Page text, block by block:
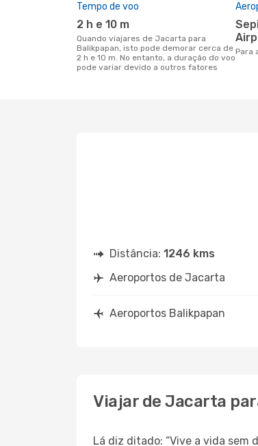
Tempo de voo
2 h e 10 m
Quando viajares de Jacarta para
Balikpapan, isto pode demorar cerca de
2 h e 10 m. No entanto, a duração do voo
pode variar devido a outros fatores
Sepinggan International
Distância: 1246 kms
Aeroportos de Jacarta
Aeroportos Balikpapan
Viajar de Jacarta
Lá diz ditado: “Vive a vida sem